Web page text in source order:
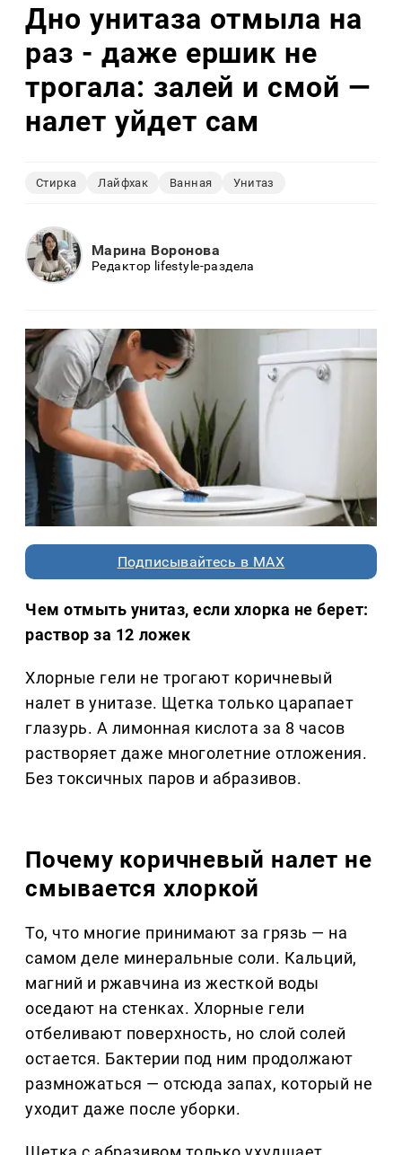
Дно унитаза отмыла на
раз - даже ершик не
трогала: залей и смой —
налет уйдет сам
Стирка Лайфхак Ванная Унитаз
Марина Воронова
Редактор lifestyle-раздела
Подписывайтесь в MAX
Чем отмыть унитаз, если хлорка не берет:
раствор за 12 ложек
Хлорные гели не трогают коричневый
налет в унитазе. Щетка только царапает
глазурь. А лимонная кислота за 8 часов
растворяет даже многолетние отложения.
Без токсичных паров и абразивов.
Почему коричневый налет не
смывается хлоркой
То, что многие принимают за грязь — на
самом деле минеральные соли. Кальций,
магний и ржавчина из жесткой воды
оседают на стенках. Хлорные гели
отбеливают поверхность, но слой солей
остается. Бактерии под ним продолжают
размножаться — отсюда запах, который не
уходит даже после уборки.